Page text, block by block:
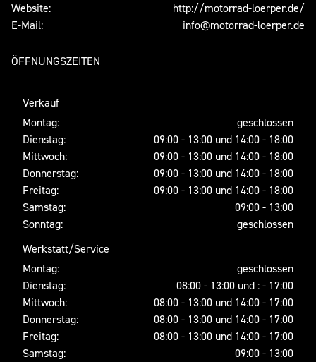
Website:
http://motorrad-loerper.de/
E-Mail:
info@motorrad-loerper.de
ÖFFNUNGSZEITEN
Verkauf
Montag:
geschlossen
Dienstag:
09:00 - 13:00 und 14:00 - 18:00
Mittwoch:
09:00 - 13:00 und 14:00 - 18:00
Donnerstag:
09:00 - 13:00 und 14:00 - 18:00
Freitag:
09:00 - 13:00 und 14:00 - 18:00
Samstag:
09:00 - 13:00
Sonntag:
geschlossen
Werkstatt/Service
Montag:
geschlossen
Dienstag:
08:00 - 13:00 und : - 17:00
Mittwoch:
08:00 - 13:00 und 14:00 - 17:00
Donnerstag:
08:00 - 13:00 und 14:00 - 17:00
Freitag:
08:00 - 13:00 und 14:00 - 17:00
Samstag:
09:00 - 13:00